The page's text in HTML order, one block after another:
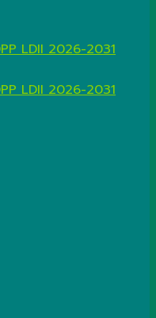
LDII 2026-2031
LDII 2026-2031